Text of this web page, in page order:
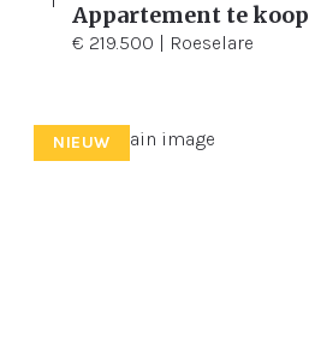
2 95 m²
Appartement te koop
€ 219.500 | Roeselare
NIEUW